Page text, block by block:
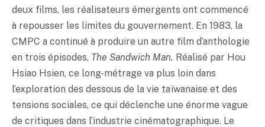
deux films, les réalisateurs émergents ont commencé
à repousser les limites du gouvernement. En 1983, la
CMPC a continué à produire un autre film d’anthologie
en trois épisodes, The Sandwich Man. Réalisé par Hou
Hsiao Hsien, ce long-métrage va plus loin dans
l’exploration des dessous de la vie taïwanaise et des
tensions sociales, ce qui déclenche une énorme vague
de critiques dans l’industrie cinématographique. Le